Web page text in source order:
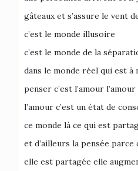
gâteaux et s’assure le vent
c’est le monde illusoire
c’est le monde de la
dans le monde réel qui est à
penser c’est l’amour
l’amour c’est un état de
ce monde là ce qui est
et d’ailleurs la pensée parce
elle est partagée elle